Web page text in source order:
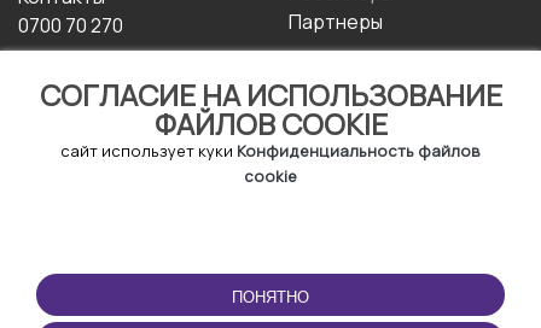
СОГЛАСИЕ НА ИСПОЛЬЗОВАНИЕ
ФАЙЛОВ COOKIE
сайт использует куки Конфиденциальность файлов
cookie
ПОНЯТНО
0700 70 270
Партнеры
ЭКСПЛУАТАЦИИ
Условия и положения
ПРИЛОЖЕНИЕ